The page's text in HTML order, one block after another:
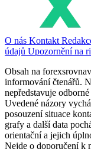
O nás Kontakt
údajů Upozornění na
Obsah na
informování čtenářů.
nepředstavuje
Uvedené názory
posouzení situace
grafy a další data
orientační a jejich
Nejde o doporučení k